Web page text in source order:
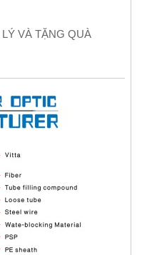
VÀ TẶNG QUÀ